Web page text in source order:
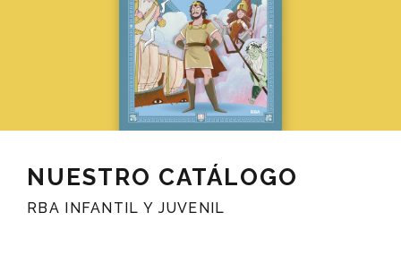
NUESTRO CATÁLOGO
RBA INFANTIL Y JUVENIL